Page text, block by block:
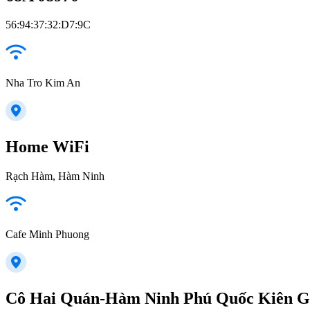
56:94:37:32:D7:9C
Nha Tro Kim An
Home WiFi
Rạch Hàm, Hàm Ninh
Cafe Minh Phuong
Cô Hai Quán-Hàm Ninh Phú Quốc Kiên